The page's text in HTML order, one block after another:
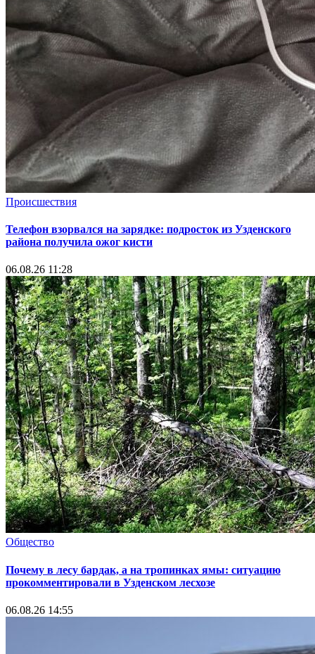
Происшествия
Телефон взорвался на зарядке: подросток из Узденского
района получила ожог кисти
06.08.26 11:28
Общество
Почему в лесу бардак, а на тропинках ямы: ситуацию
прокомментировали в Узденском лесхозе
06.08.26 14:55